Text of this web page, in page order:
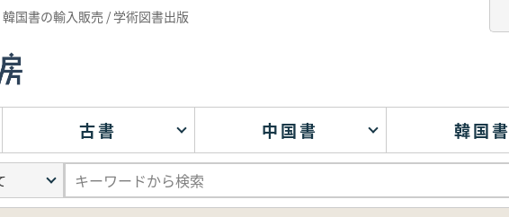
国書の輸入販売 / 学術図書出版
古書 中国書 韓国書